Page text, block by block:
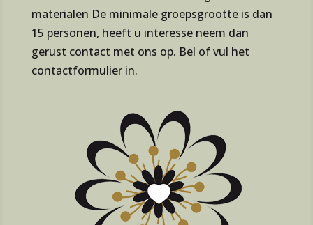
materialen De minimale groepsgrootte is dan
15 personen, heeft u interesse neem dan
gerust contact met ons op. Bel of vul het
contactformulier in.